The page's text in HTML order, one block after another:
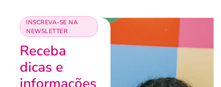
INSCREVA-SE NA
NEWSLETTER
Receba
dicas e